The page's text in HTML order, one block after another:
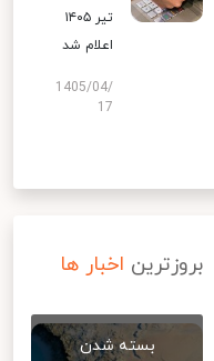
تیر ۱۴۰۵
اعلام شد
1405/04/
17
بروزترین اخبار ها
بسته شدن